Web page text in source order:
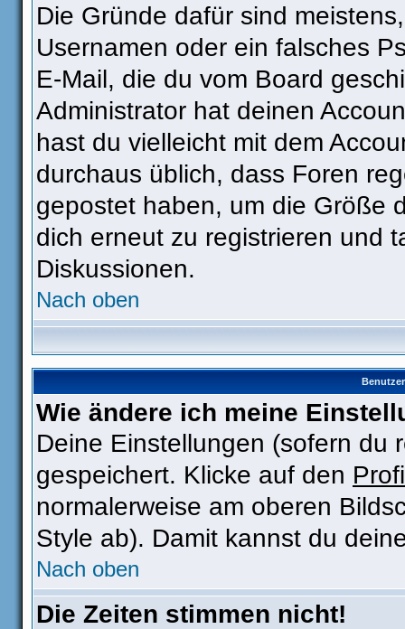
Die Gründe dafür sind
Usernamen oder ein falsches
E-Mail, die du vom Board
Administrator hat deinen
hast du vielleicht mit dem
durchaus üblich, dass Foren
gepostet haben, um die Größe
dich erneut zu registrieren und
Diskussionen.
Nach oben
Wie ändere ich meine
Deine Einstellungen (sofern du
gespeichert. Klicke auf den
normalerweise am oberen
Style ab). Damit kannst du
Nach oben
Die Zeiten stimmen nicht!